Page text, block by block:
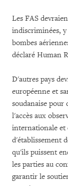
Les FAS
indiscriminées,
bombes
déclaré Human
D'autres pays
européenne et
soudanaise pour
l'accès aux
internationale et
d'établissement
qu'ils puissent
les parties au
garantir le